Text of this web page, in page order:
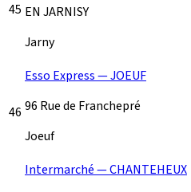
45 EN JARNISY
Jarny
46
Esso Express — JOEUF
96 Rue de Franchepré
Joeuf
Intermarché — CHANTEHEUX